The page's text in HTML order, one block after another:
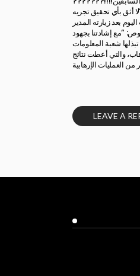
أثق بأي تحقيق تجريه
بعد زيارته المدير
“مع إشادتنا بجهود
شعبة المعلومات
والتي أعطت نتائج
LEAVE A